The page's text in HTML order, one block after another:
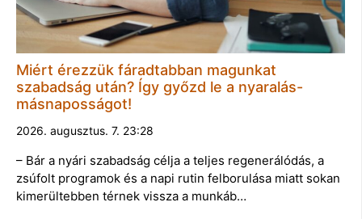
Miért érezzük fáradtabban magunkat
szabadság után? Így győzd le a nyaralás-
másnaposságot!
2026. augusztus. 7. 23:28
– Bár a nyári szabadság célja a teljes regenerálódás, a
zsúfolt programok és a napi rutin felborulása miatt sokan
kimerültebben térnek vissza a munkáb…